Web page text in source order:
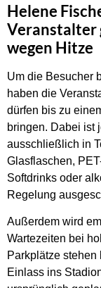
Helene
Veranstalter
wegen Hitze
Um die Besucher
haben die
dürfen bis zu
bringen. Dabei ist
ausschließlich in
Glasflaschen,
Softdrinks oder
Regelung
Außerdem wird
Wartezeiten bei
Parkplätze stehen
Einlass ins